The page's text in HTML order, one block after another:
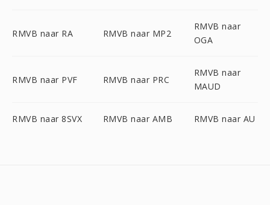
RMVB naar RA RMVB naar MP2
RMVB naar
OGA
RMVB naar PVF RMVB naar PRC
RMVB naar
MAUD
RMVB naar 8SVX RMVB naar AMB RMVB naar AU